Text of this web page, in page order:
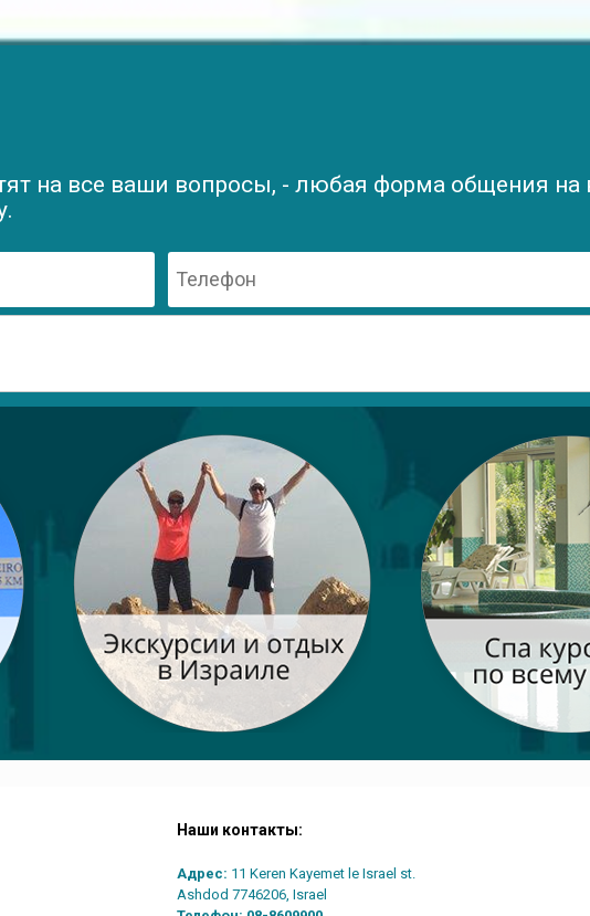
на все ваши вопросы, - любая форма общения на
Наши контакты:
Адрес: 11 Keren Kayemet le Israel st.
Ashdod 7746206, Israel